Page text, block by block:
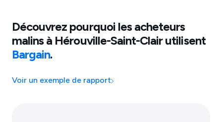
Découvrez pourquoi les acheteurs
malins à Hérouville-Saint-Clairutilisent
Bargain.
Voir un exemple de rapport